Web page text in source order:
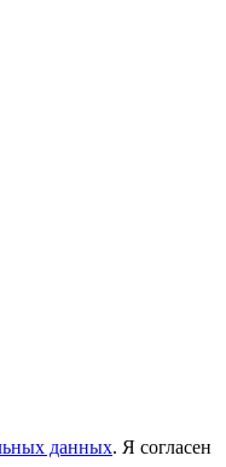
данных. Я согласен